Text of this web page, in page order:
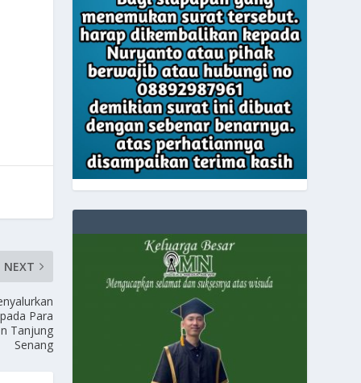
NEXT
Para
Tanjung
Senang